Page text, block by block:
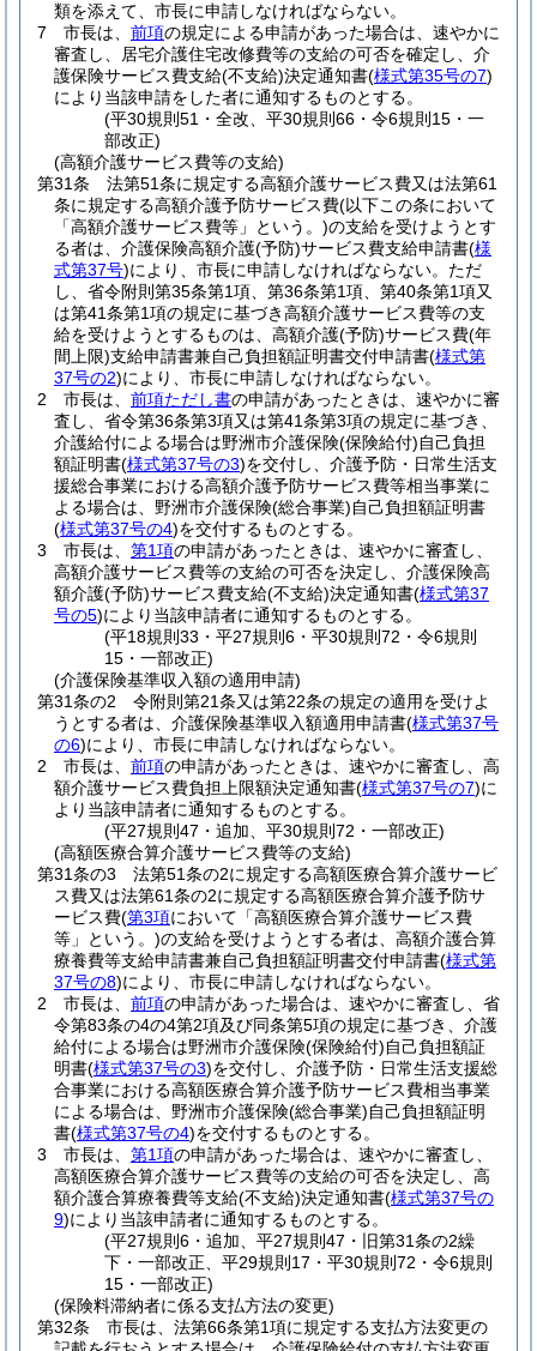
類を添えて、市長に申請しなければならない。
7
市長は、 前項の規定による申請があった場合は、速やかに
審査し、居宅介護住宅改修費等の支給の可否を確定し、介
護保険サービス費支給(不支給)決定通知書(様式第35号の7)
により当該申請をした者に通知するものとする。
(平30規則51・全改、平30規則66・令6規則15・一
部改正)
(高額介護サービス費等の支給)
第31条
法第51条に規定する高額介護サービス費又は法第61
条に規定する高額介護予防サービス費(以下この条において
「高額介護サービス費等」という。)の支給を受けようとす
る者は、介護保険高額介護(予防)サービス費支給申請書(様
式第37号)により、市長に申請しなければならない。 ただ
し、省令附則第35条第1項、第36条第1項、第40条第1項又
は第41条第1項の規定に基づき高額介護サービス費等の支
給を受けようとするものは、高額介護(予防)サービス費(年
間上限)支給申請書兼自己負担額証明書交付申請書(様式第
37号の2)により、市長に申請しなければならない。
2
市長は、 前項ただし書の申請があったときは、速やかに審
査し、省令第36条第3項又は第41条第3項の規定に基づき、
介護給付による場合は野洲市介護保険(保険給付)自己負担
額証明書(様式第37号の3)を交付し、介護予防・日常生活支
援総合事業における高額介護予防サービス費等相当事業に
よる場合は、野洲市介護保険(総合事業)自己負担額証明書
(様式第37号の4)を交付するものとする。
3
市長は、 第1項の申請があったときは、速やかに審査し、
高額介護サービス費等の支給の可否を決定し、介護保険高
額介護(予防)サービス費支給(不支給)決定通知書(様式第37
号の5)により当該申請者に通知するものとする。
(平18規則33・平27規則6・平30規則72・令6規則
15・一部改正)
(介護保険基準収入額の適用申請)
第31条の2
令附則第21条又は第22条の規定の適用を受けよ
うとする者は、介護保険基準収入額適用申請書(様式第37号
の6)により、市長に申請しなければならない。
2
市長は、 前項の申請があったときは、速やかに審査し、高
額介護サービス費負担上限額決定通知書(様式第37号の7)に
より当該申請者に通知するものとする。
(平27規則47・追加、平30規則72・一部改正)
(高額医療合算介護サービス費等の支給)
第31条の3
法第51条の2に規定する高額医療合算介護サービ
ス費又は法第61条の2に規定する高額医療合算介護予防サ
ービス費(第3項において「高額医療合算介護サービス費
等」という。)の支給を受けようとする者は、高額介護合算
療養費等支給申請書兼自己負担額証明書交付申請書(様式第
37号の8)により、市長に申請しなければならない。
2
市長は、 前項の申請があった場合は、速やかに審査し、省
令第83条の4の4第2項及び同条第5項の規定に基づき、介護
給付による場合は野洲市介護保険(保険給付)自己負担額証
明書(様式第37号の3)を交付し、介護予防・日常生活支援総
合事業における高額医療合算介護予防サービス費相当事業
による場合は、野洲市介護保険(総合事業)自己負担額証明
書(様式第37号の4)を交付するものとする。
3
市長は、 第1項の申請があった場合は、速やかに審査し、
高額医療合算介護サービス費等の支給の可否を決定し、高
額介護合算療養費等支給(不支給)決定通知書(様式第37号の
9)により当該申請者に通知するものとする。
(平27規則6・追加、平27規則47・旧第31条の2繰
下・一部改正、平29規則17・平30規則72・令6規則
15・一部改正)
(保険料滞納者に係る支払方法の変更)
第32条
市長は、法第66条第1項に規定する支払方法変更の